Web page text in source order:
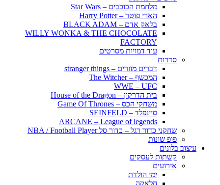
מלחמת הכוכבים – Star Wars
הארי פוטר – Harry Potter
בלאק אדם – BLACK ADAM
WILLY WONKA & THE CHOCOLATE
FACTORY
עוד דמויות מסרטים
סדרות
דברים מוזרים – stranger things
המכשף – The Witcher
WWE – UFC
בית הדרקון – House of the Dragon
משחקי הכס – Game Of Thrones
סיינפלד – SEINFELD
ARCANE – League of legends
שחקני כדור רגל – כדור סל NBA / Football Player
פופ שונות
עיצוב בלונים
קשתות לעסקים
אירועים
ימי הולדת
חלאקה